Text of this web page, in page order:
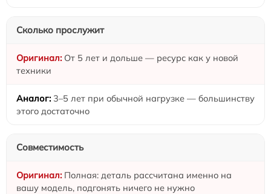
Сколько прослужит
От 5 лет и дольше — ресурс как у новой
техники
3–5 лет при обычной нагрузке — большинству
этого достаточно
Совместимость
Полная: деталь рассчитана именно на
вашу модель, подгонять ничего не нужно